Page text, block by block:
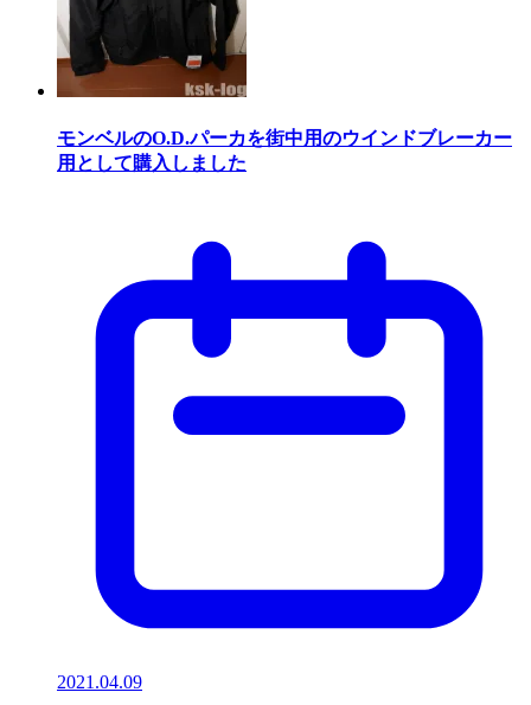
モンベルのO.D.パーカを街中用のウインドブレーカー
用として購入しました
2021.04.09